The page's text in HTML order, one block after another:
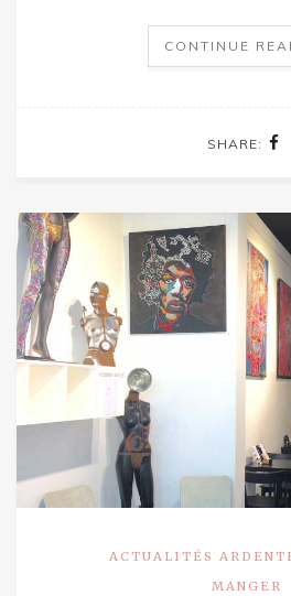
CONTINUE
SHARE:
ACTUALITÉS
MANGER